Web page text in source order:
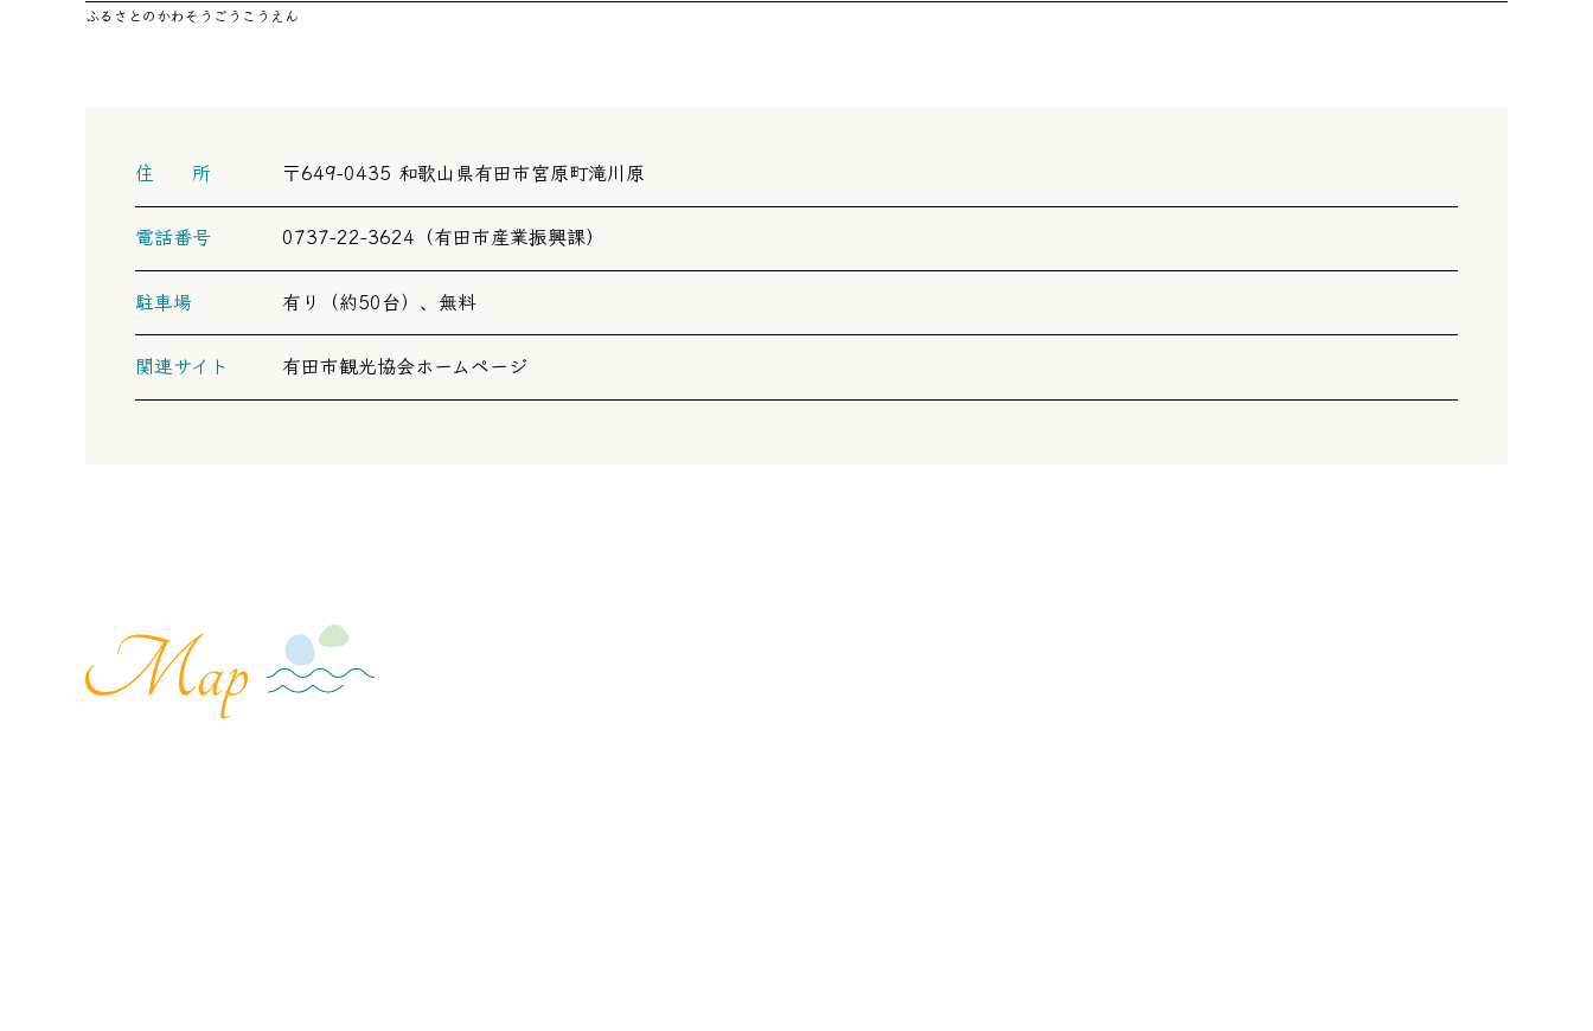
ふるさとのかわそうごうこうえん
住 所 〒649-0435 和歌山県有田市宮原町滝川原
電話番号 0737-22-3624（有田市産業振興課）
駐車場 有り（約50台）、無料
関連サイト 有田市観光協会ホームページ